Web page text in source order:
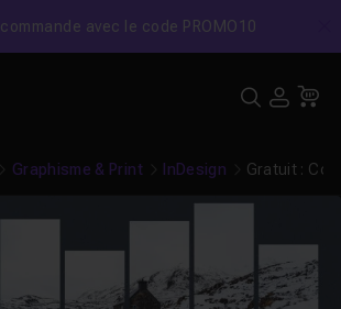
avec le code PROMO10
Graphisme & Print InDesign Gratuit :